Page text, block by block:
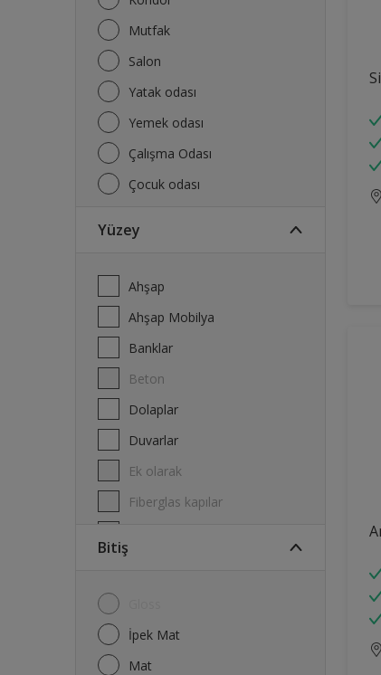
Mutfak
Salon
Yatak odası
Yemek odası
Çalışma Odası
Çocuk odası
Yüzey
Ahşap
Ahşap Mobilya
Banklar
Beton
Dolaplar
Duvarlar
Ek olarak
Fiberglas kapılar
Bitiş
İpek Mat
Mat